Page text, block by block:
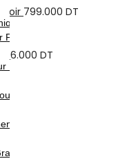
Noir 799.000 DT
6.000 DT
Pc
Pc